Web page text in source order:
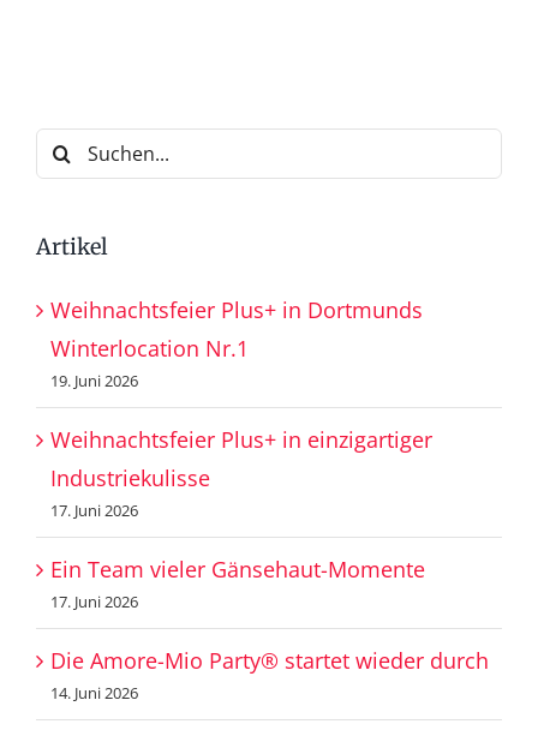
Suche
nach:
Artikel
Weihnachtsfeier Plus+ in Dortmunds
Winterlocation Nr.1
19. Juni 2026
Weihnachtsfeier Plus+ in einzigartiger
Industriekulisse
17. Juni 2026
Ein Team vieler Gänsehaut-Momente
17. Juni 2026
Die Amore-Mio Party® startet wieder durch
14. Juni 2026